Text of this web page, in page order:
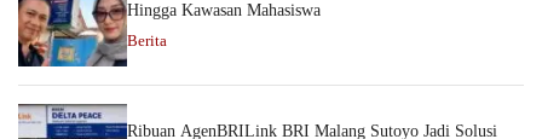
Hingga Kawasan Mahasiswa
Berita
Ribuan AgenBRILink BRI Malang Sutoyo Jadi Solusi